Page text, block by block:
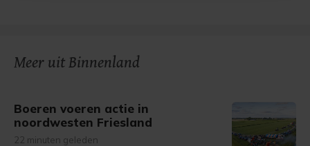
Meer uit Binnenland
Boeren voeren actie in
noordwesten Friesland
22 minuten geleden